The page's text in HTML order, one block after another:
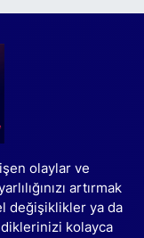
olaylar ve
artırmak
değişiklikler ya da
kolayca